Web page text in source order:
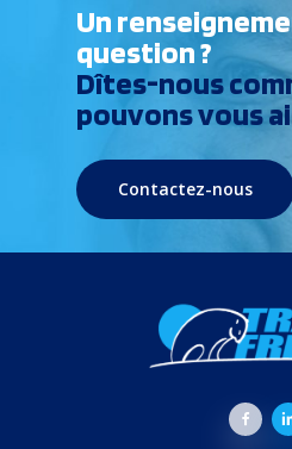
Un
question ?
Dîtes-nous
pouvons vous
Contactez-nous